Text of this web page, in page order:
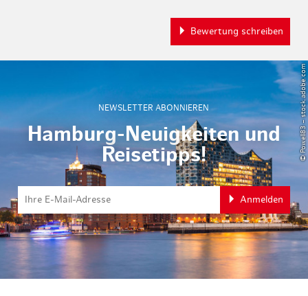
Bewertung schreiben
NEWSLETTER ABONNIEREN
Hamburg-Neuigkeiten und
Reisetipps!
Anmelden
© Powell83 – stock.adobe.com